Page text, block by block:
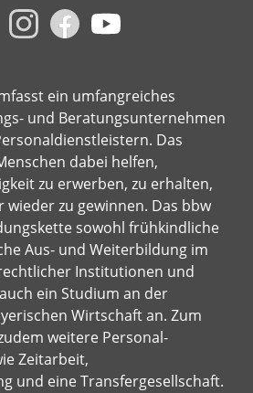
ein umfangreiches
und Beratungsunternehmen
Das
dabei helfen,
zu erwerben, zu erhalten,
wieder zu gewinnen. Das bbw
sowohl frühkindliche
Aus- und Weiterbildung im
Institutionen und
ein Studium an der
Wirtschaft an. Zum
weitere Personal-
Zeitarbeit,
und eine Transfergesellschaft.